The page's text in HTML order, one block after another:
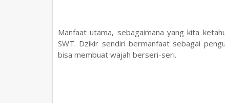
Manfaat utama, sebagaimana yang kita
SWT. Dzikir sendiri bermanfaat sebagai
bisa membuat wajah berseri-seri.